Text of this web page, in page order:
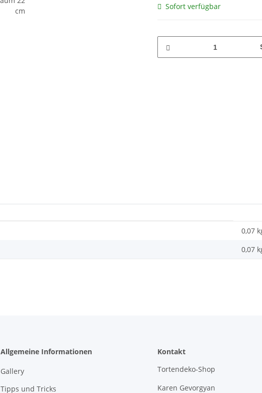
Sofort verfügbar
0,07
0,07
Allgemeine Informationen
Gallery
Tipps und Tricks
Kontakt
Tortendeko-Shop
Karen Gevorgyan